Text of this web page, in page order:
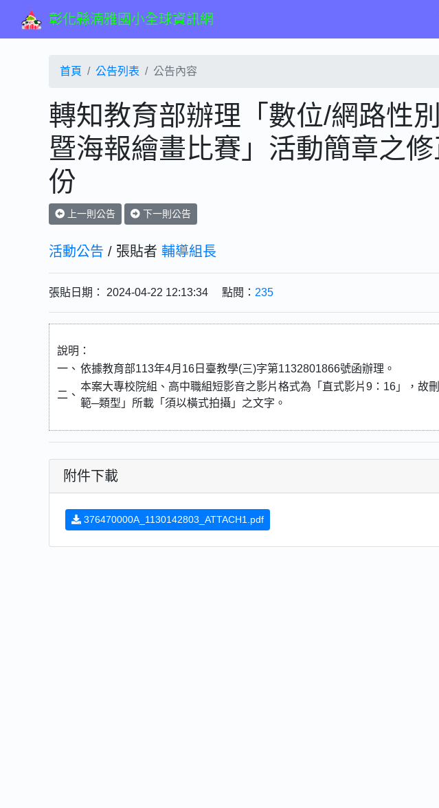
彰化縣湳雅國小全球資訊網
首頁 公告列表 公告內容
轉知教育部辦理「數位/網路性
暨海報繪畫比賽」活動簡章之
份
上一則公告 下一則公告
活動公告 / 張貼者 輔導組長
張貼日期： 2024-04-22 12:13:34 點閱： 235
說明：
一、 依據教育部113年4月16日臺教學(三)字第1132801866號函辦理。
二、
本案大專校院組、高中職組短影音之影片格式為「直式影片9：16」，故
範─類型」所載「須以橫式拍攝」之文字。
附件下載
376470000A_1130142803_ATTACH1.pdf